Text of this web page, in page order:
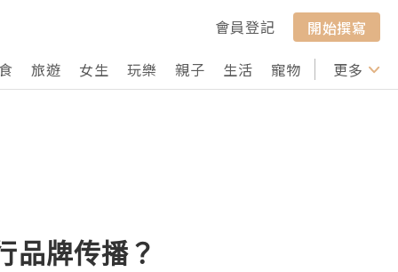
會員登記
開始撰寫
旅遊 女生 玩樂 親子 生活 寵物 行山 打卡
更多
品牌传播？